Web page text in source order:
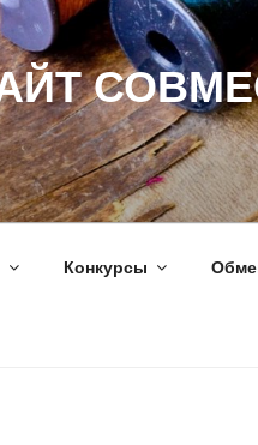
Конкурсы